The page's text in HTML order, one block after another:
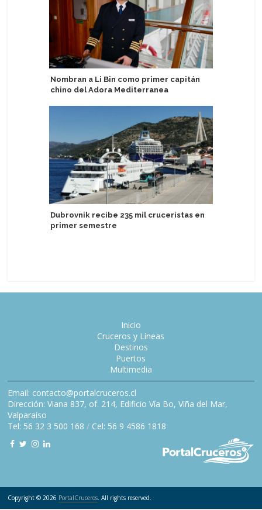
Nombran a Li Bin como primer capitán
chino del Adora Mediterranea
Dubrovnik recibe 235 mil cruceristas en
primer semestre
Inicio
Cruceros y Líneas
Destinos
Puertos
Multimedia
Email: contacto@portalcruceros.cl
Dirección: Viana 837, of. 214, Edificio Vía Bo, Viña del Mar,
Valparaíso
Tel: 56 32 3 500 168 / Cel: 56 9 4586 1818
Copyright © 2026 PortalCruceros. All rights reserved.